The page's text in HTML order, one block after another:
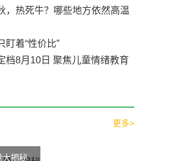
，热死牛？哪些地方依然高温
盯着“性价比”
档8月10日 聚焦儿童情绪教育
更多>
大揭秘